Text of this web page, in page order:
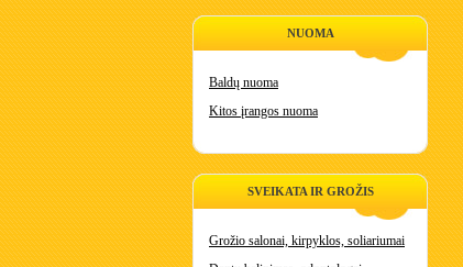
NUOMA
Baldų nuoma
Kitos įrangos nuoma
SVEIKATA IR GROŽIS
Grožio salonai, kirpyklos, soliariumai